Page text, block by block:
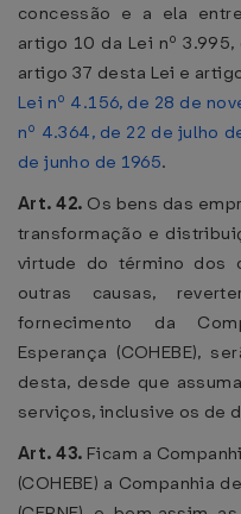
concessão e a ela
artigo 10 da Lei nº
artigo 37 desta Lei e
Lei nº 4.156, de 28 de
nº 4.364, de 22 de julho
de junho de 1965.
Art. 42. Os bens das
transformação e
virtude do término dos
outras causas,
fornecimento da
Esperança (COHEBE),
desta, desde que
serviços, inclusive os de
Art. 43. Ficam a
(COHEBE) a Companhia